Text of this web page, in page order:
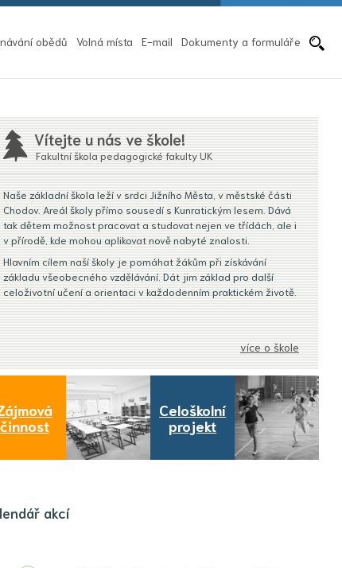
obědů Volná místa E-mail Dokumenty a formuláře
Vítejte u nás ve škole!
Fakultní škola pedagogické fakulty UK
Naše základní škola leží v srdci Jižního Města, v městské části
Chodov. Areál školy přímo sousedí s Kunratickým lesem. Dává
tak dětem možnost pracovat a studovat nejen ve třídách, ale i
v přírodě, kde mohou aplikovat nově nabyté znalosti.
Hlavním cílem naší školy je pomáhat žákům při získávání
základu všeobecného vzdělávání. Dát jim základ pro další
celoživotní učení a orientaci v každodenním praktickém životě.
více o škole
činnost
Celoškolní
projekt
akcí